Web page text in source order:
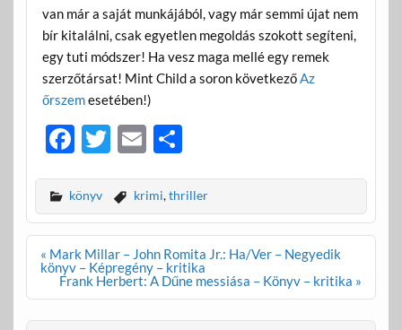
van már a saját munkájából, vagy már semmi újat nem
bír kitalálni, csak egyetlen megoldás szokott segíteni,
egy tuti módszer! Ha vesz maga mellé egy remek
szerzőtársat! Mint Child a soron következőAz
őrszemesetében!)
F
e
b
o
o
k
T
itt
er
E
ail
O
za
m
e
g
könyv krimi,thriller
Bejegyzés
navigáció
« Mark Millar – John Romita Jr.: Ha/Ver – Negyedik
könyv – Képregény – kritika
Frank Herbert: A Dűne messiása – Könyv – kritika »